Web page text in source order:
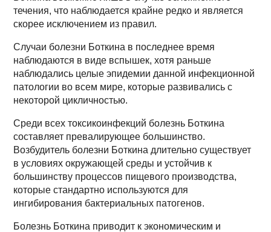
течения, что наблюдается крайне редко и является
скорее исключением из правил.
Случаи болезни Боткина в последнее время
наблюдаются в виде вспышек, хотя раньше
наблюдались целые эпидемии данной инфекционной
патологии во всем мире, которые развивались с
некоторой цикличностью.
Среди всех токсикоинфекций болезнь Боткина
составляет превалирующее большинство.
Возбудитель болезни Боткина длительно существует
в условиях окружающей среды и устойчив к
большинству процессов пищевого производства,
которые стандартно используются для
ингибирования бактериальных патогенов.
Болезнь Боткина приводит к экономическим и